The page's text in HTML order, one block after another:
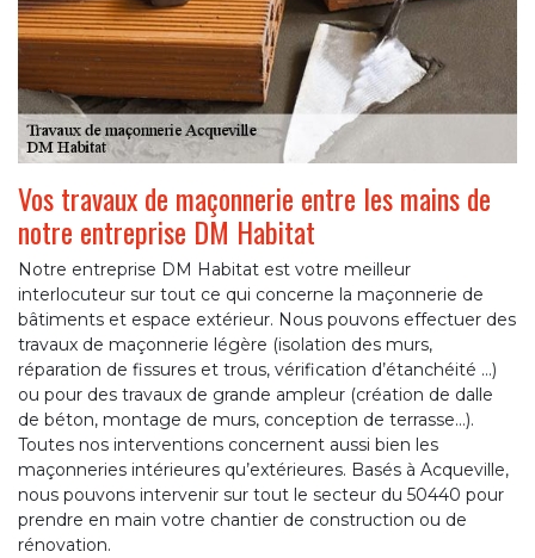
Vos travaux de maçonnerie entre les mains de
notre entreprise DM Habitat
Notre entreprise DM Habitat est votre meilleur
interlocuteur sur tout ce qui concerne la maçonnerie de
bâtiments et espace extérieur. Nous pouvons effectuer des
travaux de maçonnerie légère (isolation des murs,
réparation de fissures et trous, vérification d’étanchéité …)
ou pour des travaux de grande ampleur (création de dalle
de béton, montage de murs, conception de terrasse…).
Toutes nos interventions concernent aussi bien les
maçonneries intérieures qu’extérieures. Basés à Acqueville,
nous pouvons intervenir sur tout le secteur du 50440 pour
prendre en main votre chantier de construction ou de
rénovation.